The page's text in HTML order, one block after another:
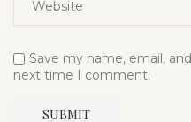
Save my name, email,
next time I comment.